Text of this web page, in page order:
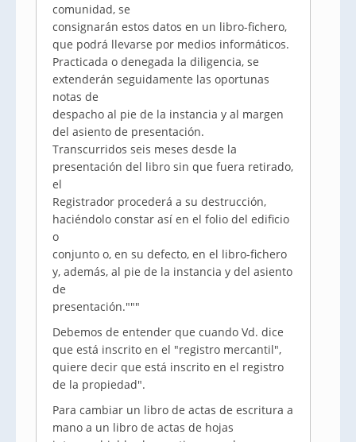
comunidad, se
consignarán estos datos en un libro-fichero,
que podrá llevarse por medios informáticos.
Practicada o denegada la diligencia, se
extenderán seguidamente las oportunas
notas de
despacho al pie de la instancia y al margen
del asiento de presentación.
Transcurridos seis meses desde la
presentación del libro sin que fuera retirado,
el
Registrador procederá a su destrucción,
haciéndolo constar así en el folio del edificio
o
conjunto o, en su defecto, en el libro-fichero
y, además, al pie de la instancia y del asiento
de
presentación."""
Debemos de entender que cuando Vd. dice
que está inscrito en el "registro mercantil",
quiere decir que está inscrito en el registro
de la propiedad".
Para cambiar un libro de actas de escritura a
mano a un libro de actas de hojas